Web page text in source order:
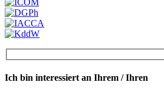
Ich bin interessiert an Ihrem / Ihren